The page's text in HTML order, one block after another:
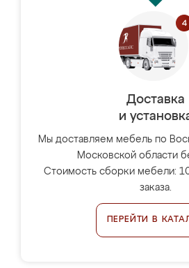
Доставка
и
Мы доставляем мебель по
Московской области
Стоимость сборки мебели:
заказа.
ПЕРЕЙТИ В